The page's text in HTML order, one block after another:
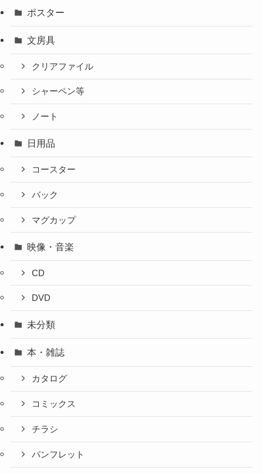
ポスター
文房具
クリアファイル
シャーペン等
ノート
日用品
コースター
バック
マグカップ
映像・音楽
CD
DVD
未分類
本・雑誌
カタログ
コミックス
チラシ
パンフレット